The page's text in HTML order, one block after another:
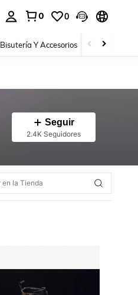
0 0
Bisutería Y Accesorios Zapatos
Seguir
2.4K Seguidores